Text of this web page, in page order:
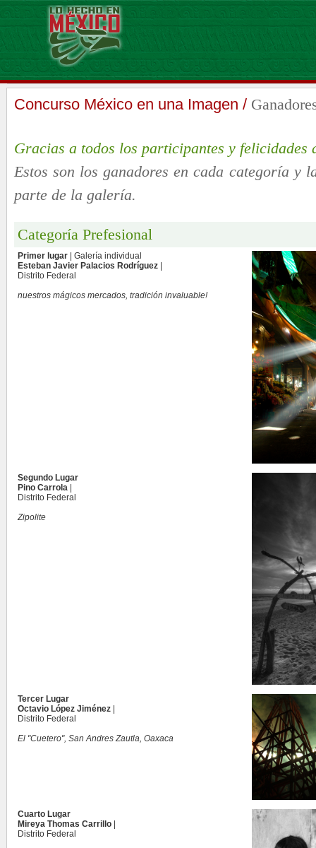
Concurso México en una Imagen /
Gracias a todos los participantes y felicidades
Estos son los ganadores en cada categoría y
parte de la galería.
Categoría Prefesional
Primer lugar | Galería individual
Esteban Javier Palacios Rodríguez
Distrito Federal
nuestros mágicos mercados, tradición invaluable!
Segundo Lugar
Pino Carrola
Distrito Federal
Zipolite
Tercer Lugar
Octavio López Jiménez
Distrito Federal
El "Cuetero", San Andres Zautla, Oaxaca
Cuarto Lugar
Mireya Thomas Carrillo
Distrito Federal